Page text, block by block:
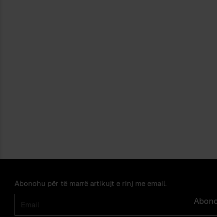
Abonohu për të marrë artikujt e rinj me email.
Email